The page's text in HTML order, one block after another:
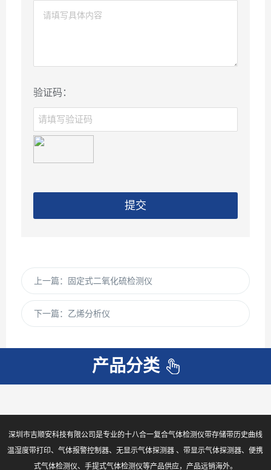
验证码：
提交
上一篇： 固定式二氧化硫检测仪
下一篇： 乙烯分析仪
产品分类
深圳市吉顺安科技有限公司是专业的十八合一复合气体检测仪带存储带历史曲线
温湿度带打印、气体报警控制器、无显示气体探测器 、带显示气体探测器、便携
式气体检测仪、手提式气体检测仪等产品供应，产品远销海外。